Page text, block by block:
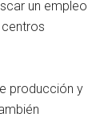
un empleo
producción y